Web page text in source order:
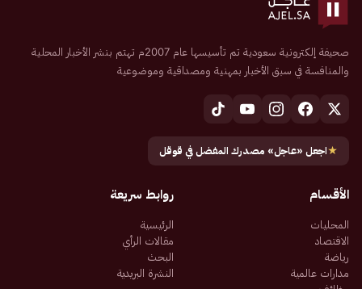
صحيفة إلكترونية سعودية تم تأسيسها عام 2007م تهتم بنشر الأخبار المحلية
والمنافسة في سبق الأخبار بمهنية ومصداقية وموضوعية
★اجعل «عاجل» مصدرك المفضل في قوقل
الأقسام
المحليات
الاقتصاد
رياضة
مدارات عالمية
روابط سريعة
الرئيسية
مقالات الرأي
البحث
النشرة البريدية